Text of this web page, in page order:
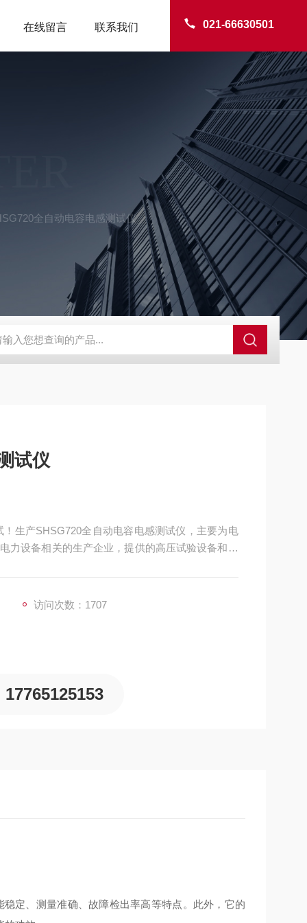
021-66630501
在线留言 联系我们
全自动电容电感测试仪
试仪
！生产SHSG720全自动电容电感测试仪，主要为电
力设备相关的生产企业，提供的高压试验设备和检
访问次数：1707
17765125153
定、测量准确、故障检出率高等特点。此外，它的